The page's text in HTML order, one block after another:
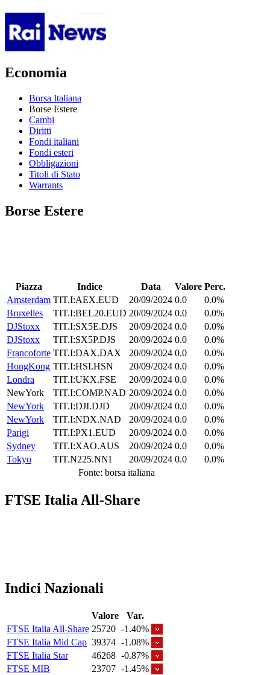
Economia
Borsa Italiana
Borse Estere
Cambi
Diritti
Fondi italiani
Fondi esteri
Obbligazioni
Titoli di Stato
Warrants
Borse Estere
Piazza Indice Data Valore Perc.
Amsterdam TIT.I:AEX.EUD 20/09/2024 0.0
0.0%
Bruxelles
TIT.I:BEL20.EUD 20/09/2024 0.0
0.0%
DJStoxx
TIT.I:SX5E.DJS 20/09/2024 0.0
0.0%
DJStoxx
TIT.I:SX5P.DJS 20/09/2024 0.0
0.0%
Francoforte TIT.I:DAX.DAX 20/09/2024 0.0
0.0%
HongKong TIT.I:HSI.HSN 20/09/2024 0.0
0.0%
Londra
TIT.I:UKX.FSE 20/09/2024 0.0
0.0%
NewYork
TIT.I:COMP.NAD 20/09/2024 0.0
0.0%
NewYork
TIT.I:DJI.DJD 20/09/2024 0.0
0.0%
NewYork
TIT.I:NDX.NAD 20/09/2024 0.0
0.0%
Parigi
TIT.I:PX1.EUD 20/09/2024 0.0
0.0%
Sydney
TIT.I:XAO.AUS 20/09/2024 0.0
0.0%
Tokyo
TIT.N225.NNI 20/09/2024 0.0
0.0%
Fonte: borsa italiana
FTSE Italia All-Share
Indici Nazionali
Valore
Var.
FTSE Italia All-Share 25720 -1.40%
FTSE Italia Mid Cap 39374 -1.08%
FTSE Italia Star
46268 -0.87%
FTSE MIB
23707 -1.45%